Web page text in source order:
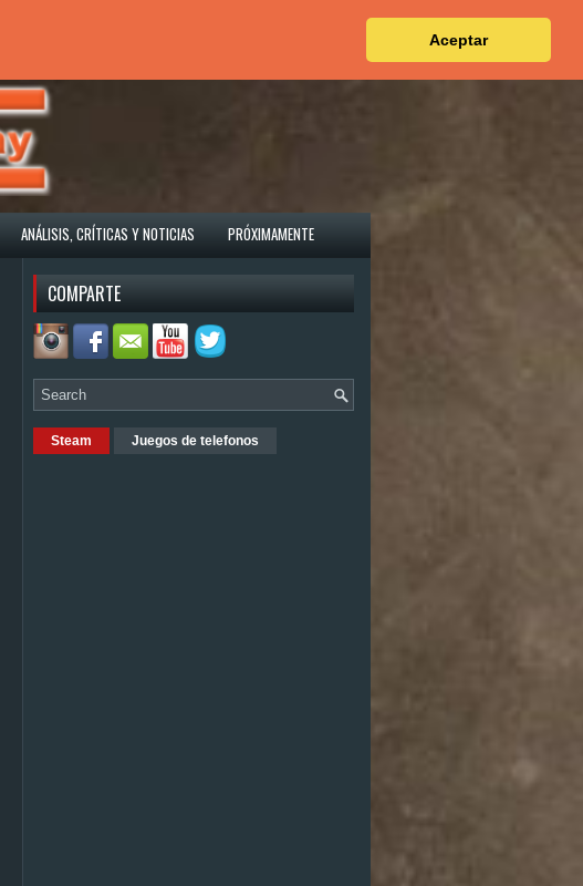
Aceptar
ANÁLISIS, CRÍTICAS Y NOTICIAS PRÓXIMAMENTE
COMPARTE
Steam Juegos de telefonos